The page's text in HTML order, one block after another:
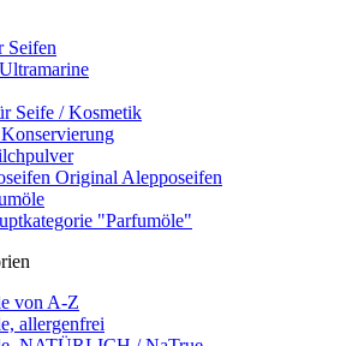
Seifen
Seife / Kosmetik
Konservierung
Original Alepposeifen
"Parfumöle"
von A-Z
allergenfrei